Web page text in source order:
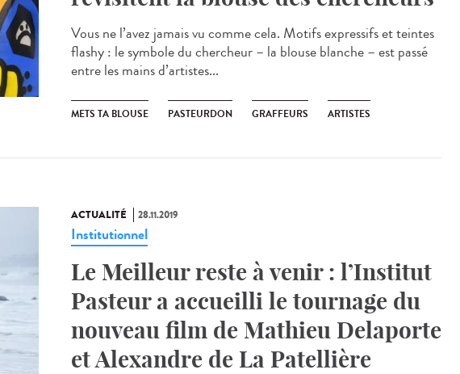
Vous ne l’avez jamais vu comme cela. Motifs expressifs et teintes
flashy : le symbole du chercheur – la blouse blanche – est passé
entre les mains d’artistes...
METS TA BLOUSE PASTEURDON GRAFFEURS ARTISTES
ACTUALITÉ 28.11.2019
Institutionnel
Le Meilleur reste à venir : l’Institut
Pasteur a accueilli le tournage du
nouveau film de Mathieu Delaporte
et Alexandre de La Patellière